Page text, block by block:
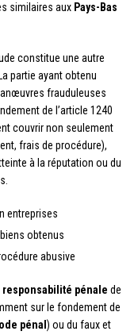
similaires aux Pays-Bas
constitue une autre
partie ayant obtenu
frauduleuses
de l’article 1240
couvrir non seulement
frais de procédure),
à la réputation ou du
entreprises
obtenus
abusive
responsabilité pénale de
sur le fondement de
pénal ) ou du faux et